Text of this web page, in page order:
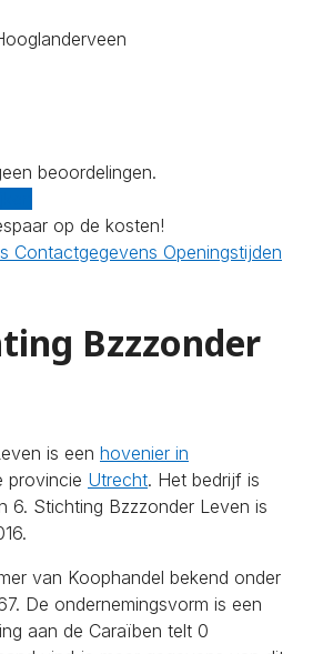
beoordelingen.
op de kosten!
Contactgegevens Openingstijden
Bzzzonder
is een hovenier in
provincie Utrecht. Het bedrijf is
6. Stichting Bzzzonder Leven is
van Koophandel bekend onder
De ondernemingsvorm is een
aan de Caraïben telt 0